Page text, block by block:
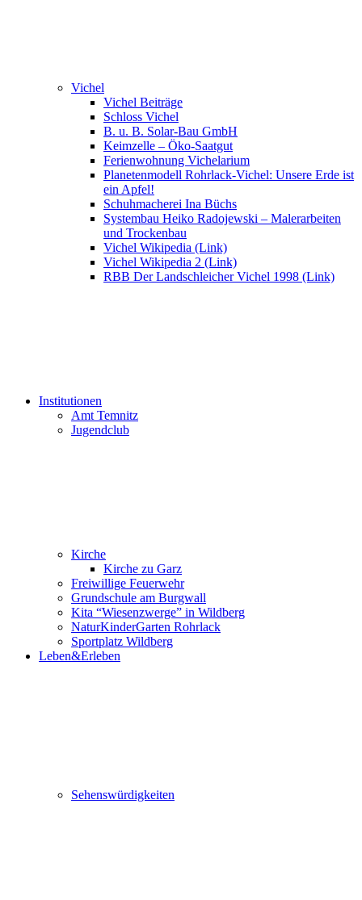
Vichel
Vichel Beiträge
Schloss Vichel
B. u. B. Solar-Bau GmbH
Keimzelle – Öko-Saatgut
Ferienwohnung Vichelarium
Planetenmodell Rohrlack-Vichel: Unsere Erde ist
ein Apfel!
Schuhmacherei Ina Büchs
Systembau Heiko Radojewski – Malerarbeiten
und Trockenbau
Vichel Wikipedia (Link)
Vichel Wikipedia 2 (Link)
RBB Der Landschleicher Vichel 1998 (Link)
Institutionen
Amt Temnitz
Jugendclub
Kirche
Kirche zu Garz
Freiwillige Feuerwehr
Grundschule am Burgwall
Kita “Wiesenzwerge” in Wildberg
NaturKinderGarten Rohrlack
Sportplatz Wildberg
Leben&Erleben
Sehenswürdigkeiten